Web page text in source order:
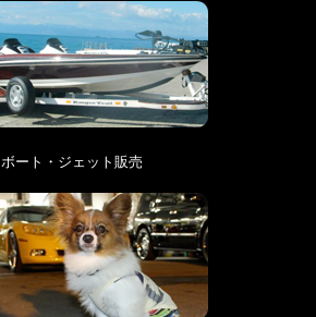
ボート・ジェット販売